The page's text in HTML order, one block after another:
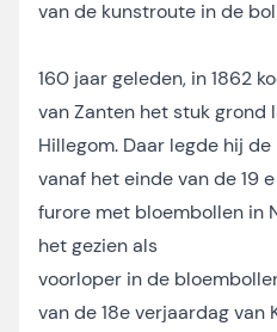
van de kunstroute in de
160 jaar geleden, in 1862
van Zanten het stuk grond
Hillegom. Daar legde hij
vanaf het einde van de 19
furore met bloembollen in
het gezien als
voorloper in de
van de 18e verjaardag van